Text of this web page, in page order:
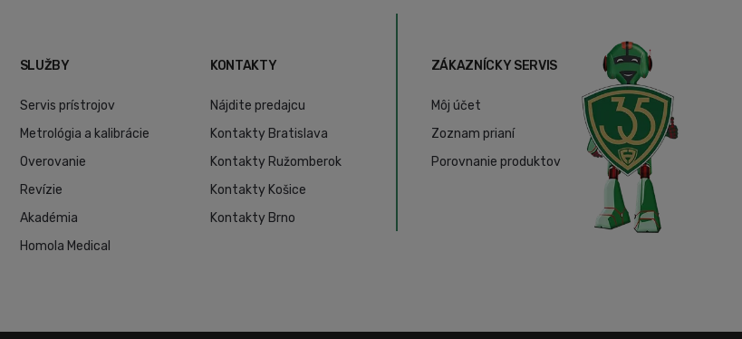
SLUŽBY
Servis prístrojov
Metrológia a kalibrácie
Overovanie
Revízie
Akadémia
Homola Medical
KONTAKTY
Nájdite predajcu
Kontakty Bratislava
Kontakty Ružomberok
Kontakty Košice
Kontakty Brno
ZÁKAZNÍCKY SERVIS
Môj účet
Zoznam prianí
Porovnanie produktov